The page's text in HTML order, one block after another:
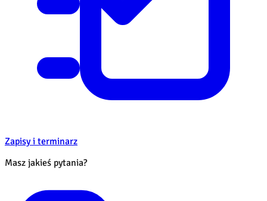
Zapisy i terminarz
Masz jakieś pytania?